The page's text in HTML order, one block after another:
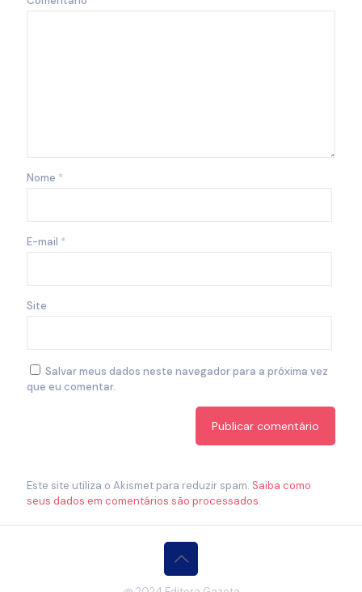
Nome *
E-mail *
Site
Salvar meus dados neste navegador para a próxima vez
que eu comentar.
Este site utiliza o Akismet para reduzir spam. Saiba como
seus dados em comentários são processados.